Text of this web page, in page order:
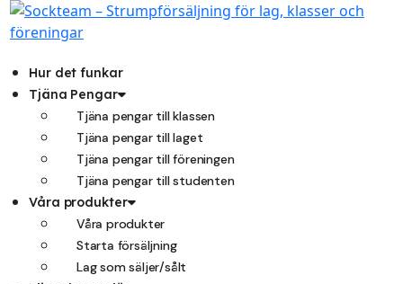
Hoppa
till
Hur det funkar
Tjäna Pengar
Tjäna pengar till klassen
Tjäna pengar till laget
Tjäna pengar till föreningen
Tjäna pengar till studenten
Våra produkter
Våra produkter
Starta försäljning
Lag som säljer/sålt